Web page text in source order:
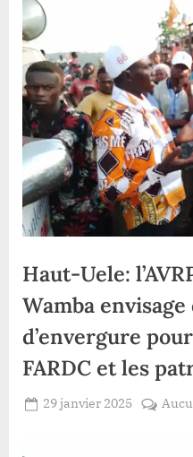
Haut-Uele:
Wamba
d’envergure
FARDC et les
Posted
29 janvier 2025